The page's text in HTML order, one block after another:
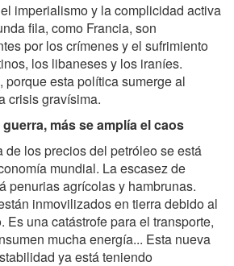
imperialismo y la complicidad activa
fila, como Francia, son
por los crímenes y el sufrimiento
los libaneses y los iraníes.
porque esta política sumerge al
crisis gravísima.
más se amplía el caos
de los precios del petróleo se está
mundial. La escasez de
penurias agrícolas y hambrunas.
inmovilizados en tierra debido al
Es una catástrofe para el transporte,
mucha energía... Esta nueva
ya está teniendo